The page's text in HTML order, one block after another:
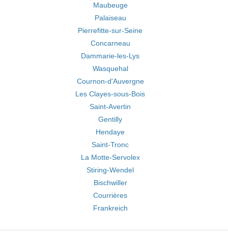
Maubeuge
Palaiseau
Pierrefitte-sur-Seine
Concarneau
Dammarie-les-Lys
Wasquehal
Cournon-d'Auvergne
Les Clayes-sous-Bois
Saint-Avertin
Gentilly
Hendaye
Saint-Tronc
La Motte-Servolex
Stiring-Wendel
Bischwiller
Courrières
Frankreich